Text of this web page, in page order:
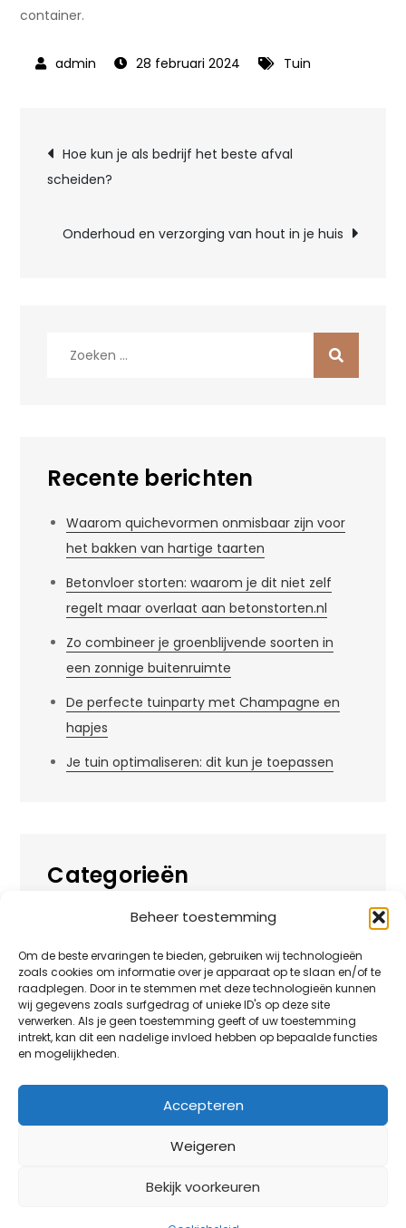
Beheer toestemming
Om de beste ervaringen te bieden, gebruiken wij technologieën
zoals cookies om informatie over je apparaat op te slaan en/of te
raadplegen. Door in te stemmen met deze technologieën kunnen
wij gegevens zoals surfgedrag of unieke ID's op deze site
verwerken. Als je geen toestemming geeft of uw toestemming
intrekt, kan dit een nadelige invloed hebben op bepaalde functies
en mogelijkheden.
Accepteren
Weigeren
Bekijk voorkeuren
container.
28 februari 2024 Tuin
Bericht
navigatie
Hoe kun je als bedrijf het beste afval
scheiden?
Onderhoud en verzorging van hout in je huis
Recente berichten
Waarom quichevormen onmisbaar zijn voor
het bakken van hartige taarten
Betonvloer storten: waarom je dit niet zelf
regelt maar overlaat aan betonstorten.nl
Zo combineer je groenblijvende soorten in
een zonnige buitenruimte
De perfecte tuinparty met Champagne en
hapjes
Je tuin optimaliseren: dit kun je toepassen
Categorieën
Huis
Overig
Tuin
Vrije tijd